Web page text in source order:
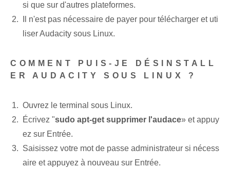
si que sur d'autres plateformes.
Il n'est pas nécessaire de payer pour télécharger et uti
liser Audacity sous Linux.
COMMENT PUIS-JE DÉSINSTALL
ER AUDACITY SOUS LINUX ?
Ouvrez le terminal sous Linux.
Écrivez "sudo apt-get supprimer l'audace» et appuy
ez sur Entrée.
Saisissez votre mot de passe administrateur si nécess
aire et appuyez à nouveau sur Entrée.